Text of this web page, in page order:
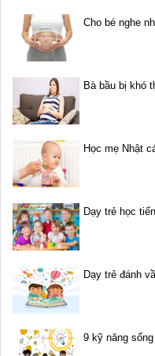
Cho bé nghe
Bà bầu bị khó
Học mẹ Nhật
Dạy trẻ học
Dạy trẻ đánh
9 kỹ năng